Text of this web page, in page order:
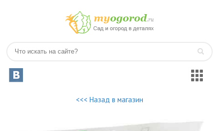
<<< Назад в магазин